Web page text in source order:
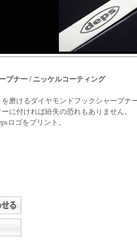
プナー / ニッケルコーティング
磨けるダイヤモンドフックシャープナ
に付ければ紛失の恐れもありません。
ロゴをプリント。